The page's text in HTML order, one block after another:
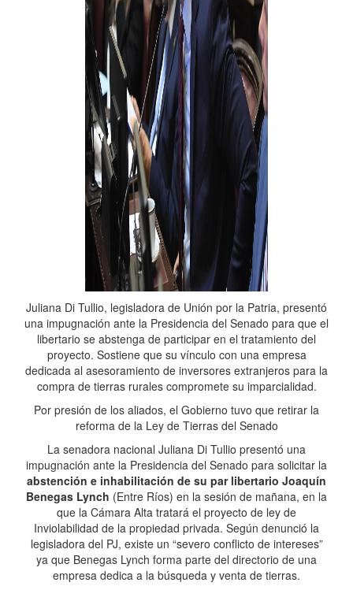
Juliana Di Tullio, legisladora de Unión por la Patria, presentó
una impugnación ante la Presidencia del Senado para que el
libertario se abstenga de participar en el tratamiento del
proyecto. Sostiene que su vínculo con una empresa
dedicada al asesoramiento de inversores extranjeros para la
compra de tierras rurales compromete su imparcialidad.
Por presión de los aliados, el Gobierno tuvo que retirar la
reforma de la Ley de Tierras del Senado
La senadora nacional Juliana Di Tullio presentó una
impugnación ante la Presidencia del Senado para solicitar la
abstención e inhabilitación de su par libertario Joaquín
Benegas Lynch (Entre Ríos) en la sesión de mañana, en la
que la Cámara Alta tratará el proyecto de ley de
Inviolabilidad de la propiedad privada. Según denunció la
legisladora del PJ, existe un “severo conflicto de intereses”
ya que Benegas Lynch forma parte del directorio de una
empresa dedica a la búsqueda y venta de tierras.